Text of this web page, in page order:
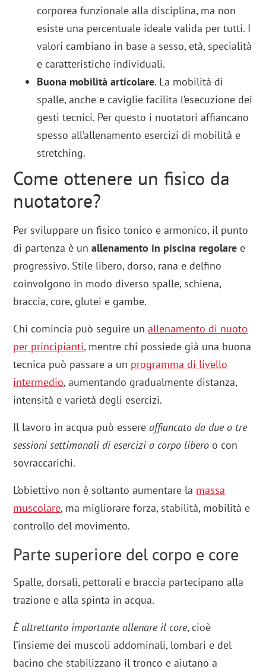
corporea funzionale alla disciplina, ma non
esiste una percentuale ideale valida per tutti. I
valori cambiano in base a sesso, età, specialità
e caratteristiche individuali.
Buona mobilità articolare. La mobilità di
spalle, anche e caviglie facilita l’esecuzione dei
gesti tecnici. Per questo i nuotatori affiancano
spesso all’allenamento esercizi di mobilità e
stretching.
Come ottenere un fisico da
nuotatore?
Per sviluppare un fisico tonico e armonico, il punto
di partenza è unallenamento in piscina regolare e
progressivo. Stile libero, dorso, rana e delfino
coinvolgono in modo diverso spalle, schiena,
braccia, core, glutei e gambe.
Chi comincia può seguire unallenamento di nuoto
per principianti, mentre chi possiede già una buona
tecnica può passare a un programma di livello
intermedio, aumentando gradualmente distanza,
intensità e varietà degli esercizi.
Il lavoro in acqua può essereaffiancato da due o tre
sessioni settimanali di esercizi a corpo libero o con
sovraccarichi.
L’obiettivo non è soltanto aumentare la massa
muscolare, ma migliorare forza, stabilità, mobilità e
controllo del movimento.
Parte superiore del corpo e core
Spalle, dorsali, pettorali e braccia partecipano alla
trazione e alla spinta in acqua.
È altrettanto importante allenare il core, cioè
l’insieme dei muscoli addominali, lombari e del
bacino che stabilizzano il tronco e aiutano a